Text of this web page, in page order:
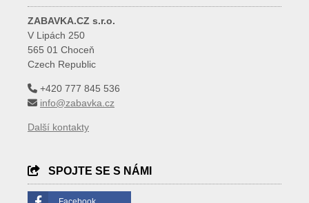
ZABAVKA.CZ s.r.o.
V Lipách 250
565 01 Choceň
Czech Republic
+420 777 845 536
info@zabavka.cz
Další kontakty
SPOJTE SE S NÁMI